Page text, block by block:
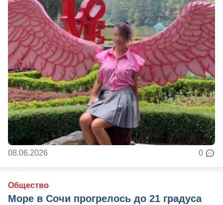
08.06.2026 0
Общество
Море в Сочи прогрелось до 21 градуса